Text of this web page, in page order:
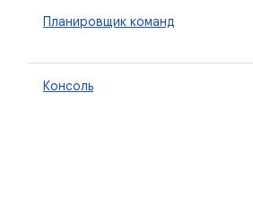
Планировщик команд
Консоль